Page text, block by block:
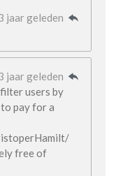
jaar geleden
jaar geleden
users by
pay for a
free of